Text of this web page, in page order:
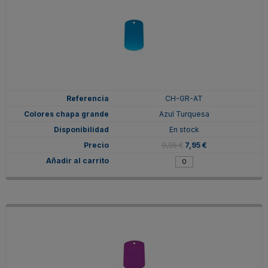
CH-GR-AT
Azul Turquesa
En stock
9,95 € 7,95 €